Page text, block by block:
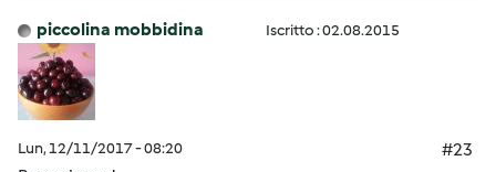
piccolina mobbidina Iscritto : 02.08.2015
Lun, 12/11/2017 - 08:20
#23